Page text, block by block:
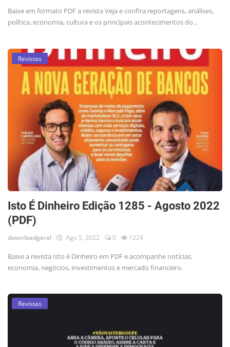
Baixe em formato PDF a revista Veja e confira reportagens, análises,
política, economia, cultura e os principais acontecimentos do...
Revistas
Isto É Dinheiro Edição 1285 - Agosto 2022
(PDF)
downloadgeral Ago 5, 2022 0 1224
Baixe a revista Isto é Dinheiro em PDF e acompanhe notícias,
economia, negócios, investimentos e mercado financeiro.
Revistas